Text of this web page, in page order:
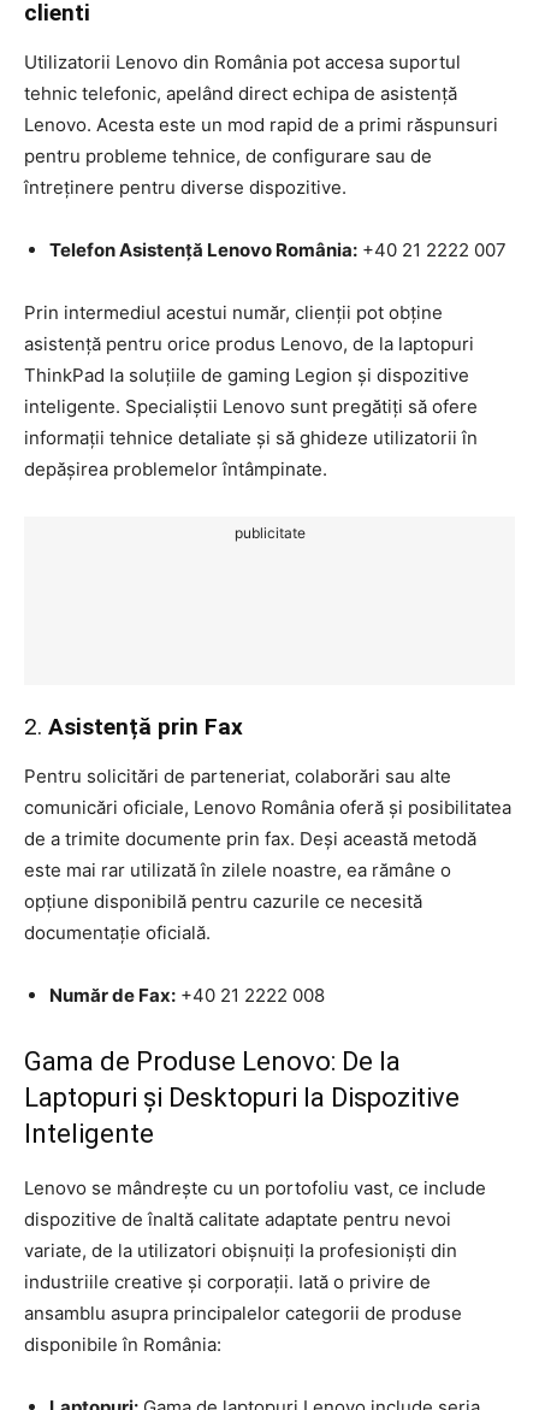
clienti
Utilizatorii Lenovo din România pot accesa suportul
tehnic telefonic, apelând direct echipa de asistență
Lenovo. Acesta este un mod rapid de a primi răspunsuri
pentru probleme tehnice, de configurare sau de
întreținere pentru diverse dispozitive.
Telefon Asistență Lenovo România: +40 21 2222 007
Prin intermediul acestui număr, clienții pot obține
asistență pentru orice produs Lenovo, de la laptopuri
ThinkPad la soluțiile de gaming Legion și dispozitive
inteligente. Specialiștii Lenovo sunt pregătiți să ofere
informații tehnice detaliate și să ghideze utilizatorii în
depășirea problemelor întâmpinate.
publicitate
2. Asistență prin Fax
Pentru solicitări de parteneriat, colaborări sau alte
comunicări oficiale, Lenovo România oferă și posibilitatea
de a trimite documente prin fax. Deși această metodă
este mai rar utilizată în zilele noastre, ea rămâne o
opțiune disponibilă pentru cazurile ce necesită
documentație oficială.
Număr de Fax: +40 21 2222 008
Gama de Produse Lenovo: De la
Laptopuri și Desktopuri la Dispozitive
Inteligente
Lenovo se mândrește cu un portofoliu vast, ce include
dispozitive de înaltă calitate adaptate pentru nevoi
variate, de la utilizatori obișnuiți la profesioniști din
industriile creative și corporații. Iată o privire de
ansamblu asupra principalelor categorii de produse
disponibile în România: